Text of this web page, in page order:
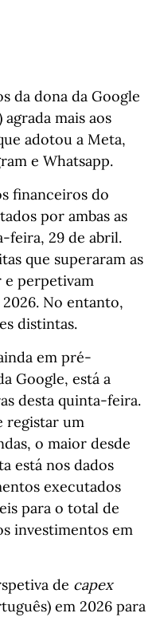
da dona da Google
mais aos
adotou a Meta,
e Whatsapp.
financeiros do
por ambas as
feira, 29 de abril.
que superaram as
e perpetivam
No entanto,
distintas.
em pré-
Google, está a
desta quinta-feira.
registar um
o maior desde
está nos dados
executados
para o total de
investimentos em
de capex
em 2026 para